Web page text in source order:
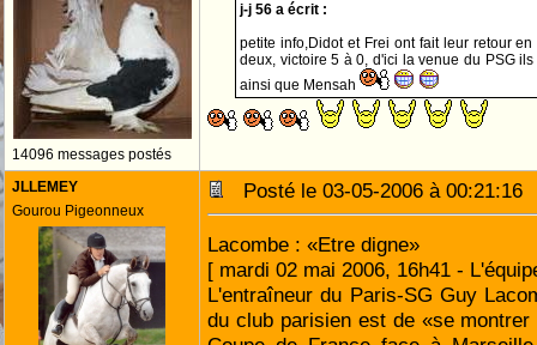
14096 messages postés
j-j 56 a écrit :
petite info,Didot et Frei ont fait leur retour
deux, victoire 5 à 0, d'ici la venue du PSG
ainsi que Mensah
JLLEMEY
Gourou Pigeonneux
Posté le 03-05-2006 à
Lacombe : «Etre digne»
[ mardi 02 mai 2006, 16h41 -
L'entraîneur du Paris-SG Guy
du club parisien est de «se